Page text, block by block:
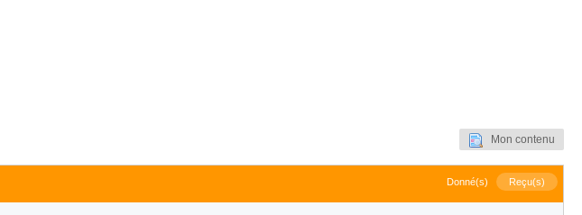
Mon contenu
Donné(s) Reçu(s)